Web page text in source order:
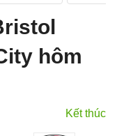
hôm
Kết thúc